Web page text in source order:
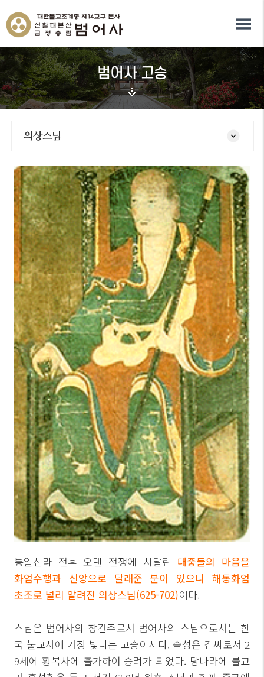
범어사 고승
의상스님
통일신라 전후 오랜 전쟁에 시달린 대중들의 마음을
화엄수행과 신앙으로 달래준 분이 있으니 해동화엄
초조로 널리 알려진 의상스님(625-702)이다.
스님은 범어사의 창건주로서 범어사의 스님으로서는 한
국 불교사에 가장 빛나는 고승이시다. 속성은 김씨로서 2
9세에 황복사에 출가하여 승려가 되었다. 당나라에 불교